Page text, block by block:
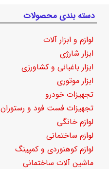
دسته بندی محصولات
لوازم و ابزار آلات
ابزار شارژی
ابزار باغبانی و کشاورزی
ابزار موتوری
تجهیزات خودرو
تجهیزات فست فود و رستوران
لوازم خانگی
لوازم ساختمانی
لوازم کوهنوردی و کمپینگ
ماشین آلات ساختمانی